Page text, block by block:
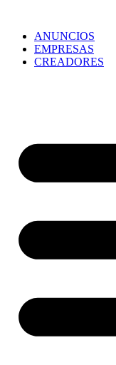
ANUNCIOS
EMPRESAS
CREADORES